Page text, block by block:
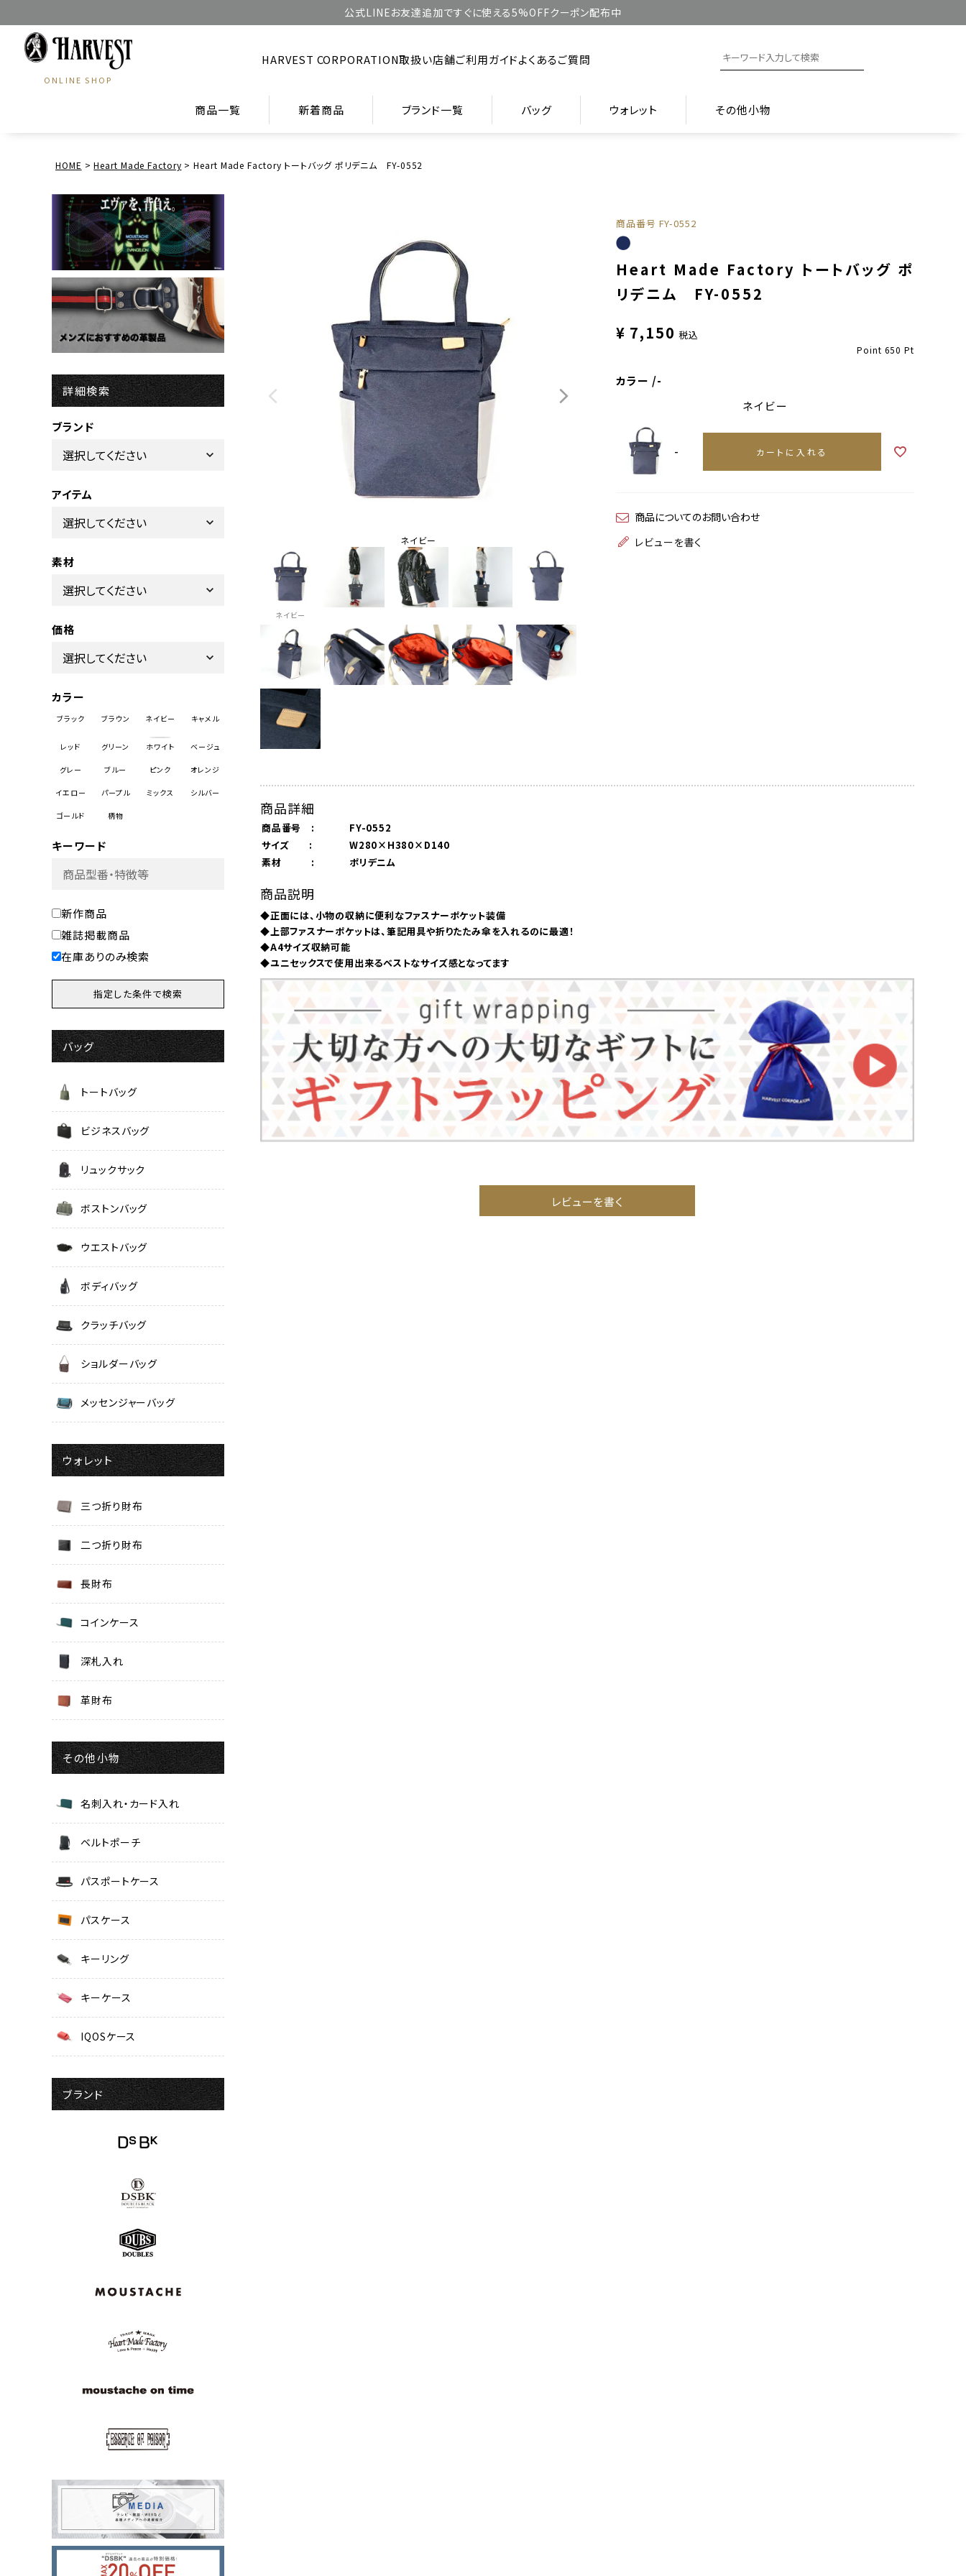
公式LINEお友達追加ですぐに使える5%OFFクーポン配布中
ONLINE SHOP
HARVEST CORPORATION取扱い店舗ご利用ガイドよくあるご質問
商品一覧 新着商品 ブランド一覧 バッグ ウォレット その他小物
HOME Heart Made Factory Heart Made Factory トートバッグ ポリデニム FY-0552
詳細検索
ブランド
アイテム
素材
価格
カラー
キーワード
新作商品
雑誌掲載商品
在庫ありのみ検索
バッグ
トートバッグ
ビジネスバッグ
リュックサック
ボストンバッグ
ウエストバッグ
ボディバッグ
クラッチバッグ
ショルダーバッグ
メッセンジャーバッグ
ウォレット
三つ折り財布
二つ折り財布
長財布
コインケース
深札入れ
革財布
その他小物
名刺入れ・カード入れ
ベルトポーチ
パスポートケース
パスケース
キーリング
キーケース
IQOSケース
ブランド
ネイビー
ネイビー
商品番号 FY-0552
Heart Made Factory トートバッグ ポ
リデニム FY-0552
¥ 7,150 税込
Point 650 Pt
カラー
-
ネイビー
- カートに入れる
商品についてのお問い合わせ
レビューを書く
商品詳細
商品番号 :
FY-0552
サイズ :
W280×H380×D140
素材 :
ポリデニム
商品説明
◆正面には、小物の収納に便利なファスナーポケット装備
◆上部ファスナーポケットは、筆記用具や折りたたみ傘を入れるのに最適！
◆A4サイズ収納可能
◆ユニセックスで使用出来るベストなサイズ感となってます
レビューを書く